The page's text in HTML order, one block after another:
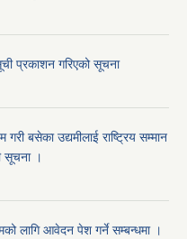
प्रकाशन गरिएको सूचना
गरी बसेका उद्यमीलाई राष्ट्रिय सम्मान
सूचना ।
लागि आवेदन पेश गर्ने सम्बन्धमा ।